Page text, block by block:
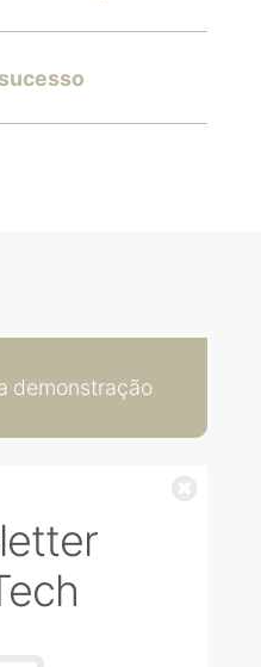
demonstração